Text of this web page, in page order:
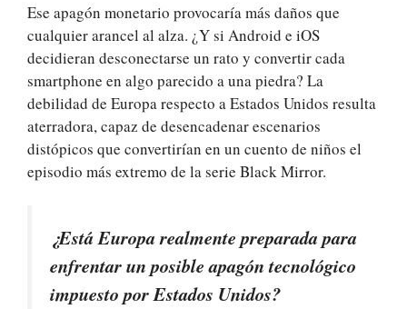
Ese apagón monetario provocaría más daños que
cualquier arancel al alza. ¿Y si Android e iOS
decidieran desconectarse un rato y convertir cada
smartphone en algo parecido a una piedra? La
debilidad de Europa respecto a Estados Unidos resulta
aterradora, capaz de desencadenar escenarios
distópicos que convertirían en un cuento de niños el
episodio más extremo de la serie Black Mirror.
¿Está Europa realmente preparada para
enfrentar un posible apagón tecnológico
impuesto por Estados Unidos?